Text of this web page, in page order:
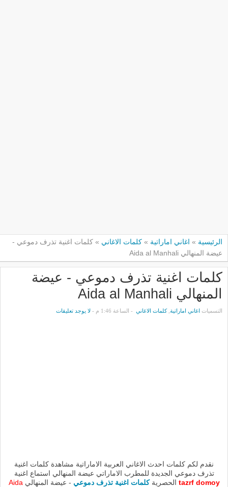
الرئيسية » اغاني اماراتية » كلمات الاغاني » كلمات اغنية تذرف دموعي -
عيضة المنهالي Aida al Manhali
كلمات اغنية تذرف دموعي - عيضة
المنهالي Aida al Manhali
التسميات اغاني اماراتية ,كلمات الاغاني - الساعة 1:46 م - لا يوجد تعليقات
نقدم لكم كلمات احدث الاغاني العربية الاماراتية مشاهدة كلمات اغنية
تذرف دموعي الجديدة للمطرب الاماراتي عيضة المنهالي استماع اغنية
tazrf domoy الحصريةكلمات اغنية تذرف دموعي - عيضة المنهالي Aida